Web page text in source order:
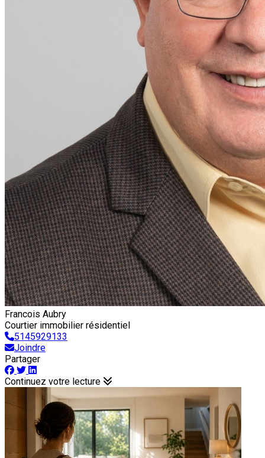
Francois Aubry
Courtier immobilier résidentiel
5145929133
Joindre
Partager
Continuez votre lecture